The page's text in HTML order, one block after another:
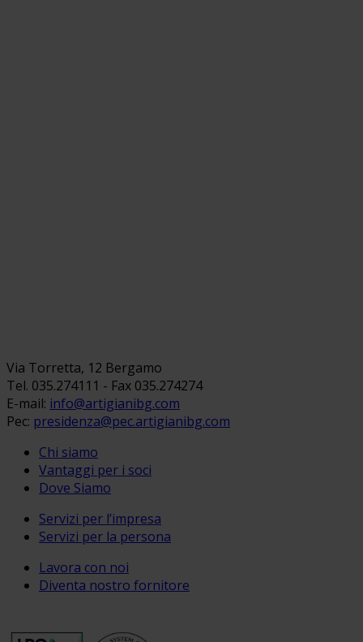
Via Torretta, 12 Bergamo
Tel. 035.274111 - Fax 035.274274
E-mail: info@artigianibg.com
Pec: presidenza@pec.artigianibg.com
Chi siamo
Vantaggi per i soci
Dove Siamo
Servizi per l’impresa
Servizi per la persona
Lavora con noi
Diventa nostro fornitore